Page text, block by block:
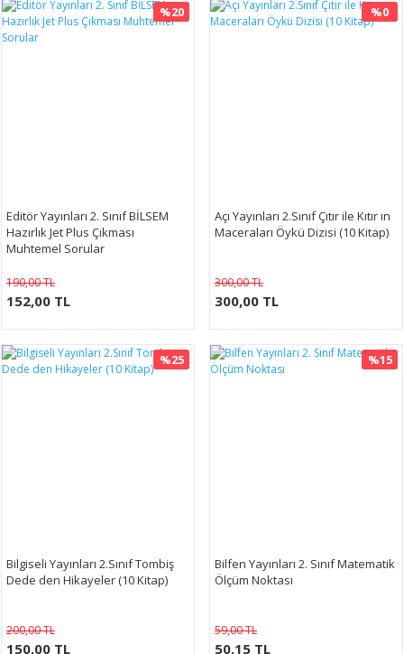
%20
Editör Yayınları 2. Sınıf BİLSEM
Hazırlık Jet Plus Çıkması
Muhtemel Sorular
190,00 TL
152,00 TL
%0
Açı Yayınları 2.Sınıf Çıtır ile Kıtır ın
Maceraları Öykü Dizisi (10 Kitap)
300,00 TL
300,00 TL
%25
Bilgiseli Yayınları 2.Sınıf Tombiş
Dede den Hikayeler (10 Kitap)
200,00 TL
150,00 TL
%15
Bilfen Yayınları 2. Sınıf Matematik
Ölçüm Noktası
59,00 TL
50,15 TL